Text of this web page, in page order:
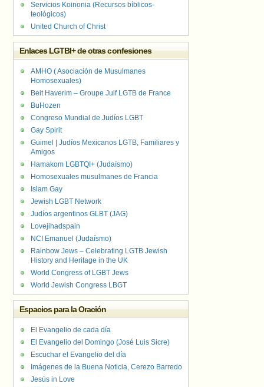
Servicios Koinonia (Recursos bíblicos-
teológicos)
United Church of Christ
Enlaces LGTBI+ de otras confesiones
AMHO ( Asociación de Musulmanes
Homosexuales)
Beit Haverim – Groupe Juif LGTB de France
BuHozen
Congreso Mundial de Judíos LGBT
Gay Spirit
Guimel | Judíos Mexicanos LGTB, Familiares y
Amigos
Hamakom LGBTQI+ (Judaísmo)
Homosexuales musulmanes de Francia
Islam Gay
Jewish LGBT Network
Judíos argentinos GLBT (JAG)
Lovejihadspain
NCI Emanuel (Judaísmo)
Rainbow Jews – Celebrating LGTB Jewish
History and Heritage in the UK
World Congress of LGBT Jews
World Jewish Congress LBGT
Espacios para la Oración
El Evangelio de cada día
El Evangelio del Domingo (José Luis Sicre)
Escuchar el Evangelio del día
Imágenes de la Buena Noticia, Cerezo Barredo
Jesús in Love